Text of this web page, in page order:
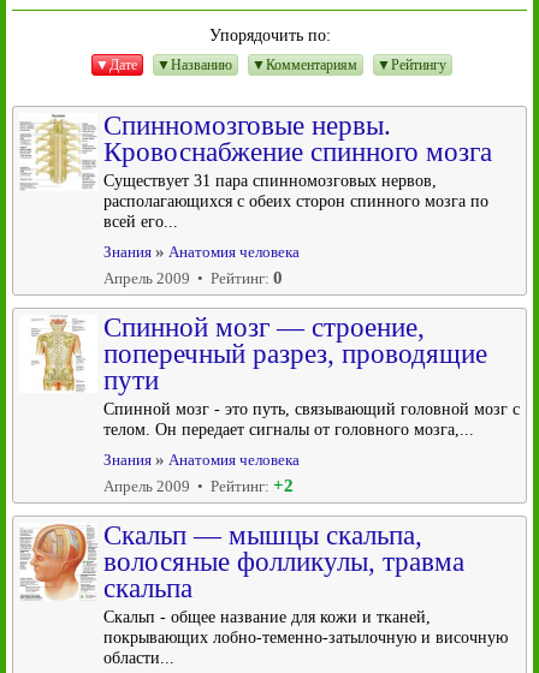
Упорядочить по:
▼Дате ▼Названию ▼Комментариям ▼Рейтингу
Спинномозговые нервы.
Кровоснабжение спинного мозга
Существует 31 пара спинномозговых нервов,
располагающихся с обеих сторон спинного мозга по
всей его...
Знания » Анатомия человека
Апрель 2009 • Рейтинг: 0
Спинной мозг — строение,
поперечный разрез, проводящие
пути
Спинной мозг - это путь, связывающий головной мозг с
телом. Он передает сигналы от головного мозга,...
Знания » Анатомия человека
Апрель 2009 • Рейтинг: +2
Скальп — мышцы скальпа,
волосяные фолликулы, травма
скальпа
Скальп - общее название для кожи и тканей,
покрывающих лобно-теменно-затылочную и височную
области...